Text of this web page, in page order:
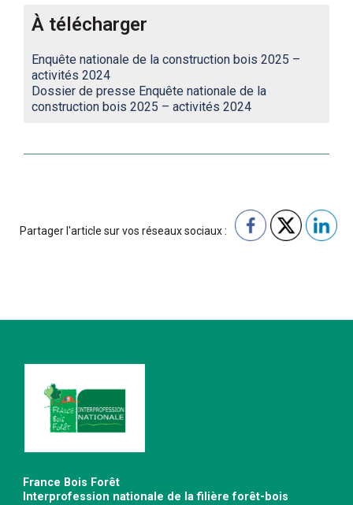
À télécharger
Enquête nationale de la construction bois 2025 –
activités 2024
Dossier de presse Enquête nationale de la
construction bois 2025 – activités 2024
Partager l'article sur vos réseaux sociaux :
France Bois Forêt
Interprofession nationale de la filière forêt-bois